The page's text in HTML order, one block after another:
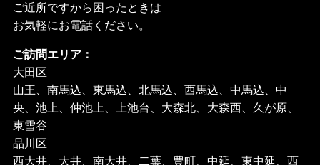
ご近所ですから困ったときは
お気軽にお電話ください。
ご訪問エリア：
大田区
山王、南馬込、東馬込、北馬込、西馬込、中馬込、中
央、池上、仲池上、上池台、大森北、大森西、久が原、
東雪谷
品川区
西大井、大井、南大井、二葉、豊町、中延、東中延、西